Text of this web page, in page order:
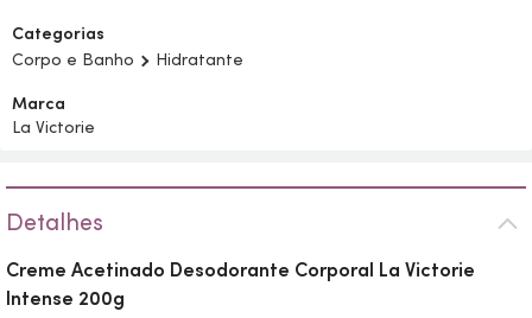
Categorias
Corpo e Banho
Hidratante
Marca
La Victorie
Detalhes
Creme Acetinado Desodorante Corporal La Victorie
Intense 200g